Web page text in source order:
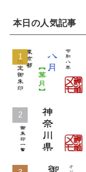
本日の人気記事